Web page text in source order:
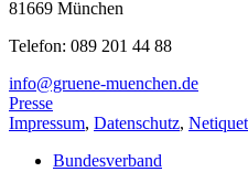
81669 München
Telefon: 089 201 44 88
info@gruene-muenchen.de
Presse
Impressum, Datenschutz,
Bundesverband